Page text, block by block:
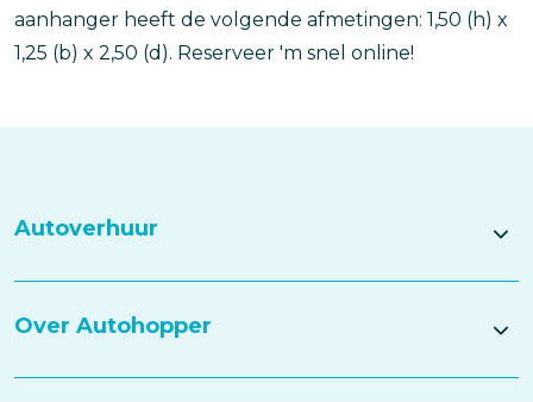
aanhanger heeft de volgende afmetingen: 1,50 (h) x
1,25 (b) x 2,50 (d). Reserveer 'm snel online!
Autoverhuur
Over Autohopper